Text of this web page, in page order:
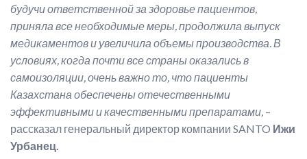
будучи ответственной за здоровье пациентов,
приняла все необходимые меры, продолжила выпуск
медикаментов и увеличила объемы производства. В
условиях, когда почти все страны оказались в
самоизоляции, очень важно то, что пациенты
Казахстана обеспечены отечественными
эффективными и качественными препаратами, –
рассказал генеральный директор компании SANTO Ижи
Урбанец.